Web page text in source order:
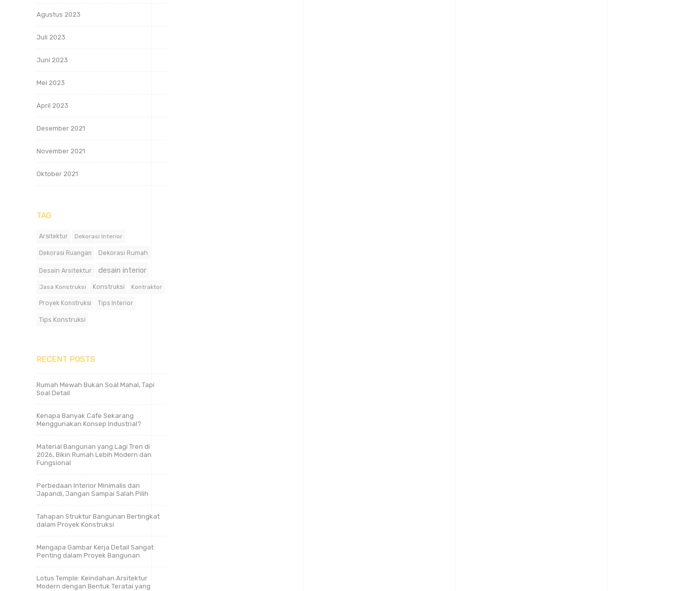
Agustus 2023
Juli 2023
Juni 2023
Mei 2023
April 2023
Desember 2021
November 2021
Oktober 2021
TAG
Arsitektur Dekorasi Interior
Dekorasi Ruangan Dekorasi Rumah
Desain Arsitektur desain interior
Jasa Konstruksi Konstruksi Kontraktor
Proyek Konstruksi Tips Interior
Tips Konstruksi
RECENT POSTS
Rumah Mewah Bukan Soal Mahal, Tapi
Soal Detail
Kenapa Banyak Cafe Sekarang
Menggunakan Konsep Industrial?
Material Bangunan yang Lagi Tren di
2026, Bikin Rumah Lebih Modern dan
Fungsional
Perbedaan Interior Minimalis dan
Japandi, Jangan Sampai Salah Pilih
Tahapan Struktur Bangunan Bertingkat
dalam Proyek Konstruksi
Mengapa Gambar Kerja Detail Sangat
Penting dalam Proyek Bangunan
Lotus Temple: Keindahan Arsitektur
Modern dengan Bentuk Teratai yang